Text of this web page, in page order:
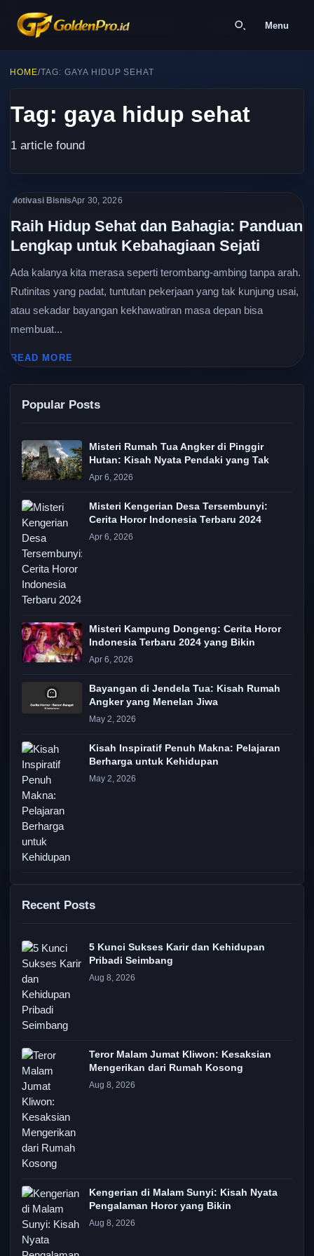
Menu
HOME/TAG: GAYA HIDUP SEHAT
Tag: gaya hidup sehat
1 article found
Motivasi BisnisApr 30, 2026
Raih Hidup Sehat dan Bahagia: Panduan
Lengkap untuk Kebahagiaan Sejati
Ada kalanya kita merasa seperti terombang-ambing tanpa arah.
Rutinitas yang padat, tuntutan pekerjaan yang tak kunjung usai,
atau sekadar bayangan kekhawatiran masa depan bisa
membuat...
READ MORE
Popular Posts
Misteri Rumah Tua Angker di Pinggir
Hutan: Kisah Nyata Pendaki yang Tak
Apr 6, 2026
Misteri Kengerian Desa Tersembunyi:
Cerita Horor Indonesia Terbaru 2024
Apr 6, 2026
Misteri Kampung Dongeng: Cerita Horor
Indonesia Terbaru 2024 yang Bikin
Apr 6, 2026
Bayangan di Jendela Tua: Kisah Rumah
Angker yang Menelan Jiwa
May 2, 2026
Kisah Inspiratif Penuh Makna: Pelajaran
Berharga untuk Kehidupan
May 2, 2026
Recent Posts
5 Kunci Sukses Karir dan Kehidupan
Pribadi Seimbang
Aug 8, 2026
Teror Malam Jumat Kliwon: Kesaksian
Mengerikan dari Rumah Kosong
Aug 8, 2026
Kengerian di Malam Sunyi: Kisah Nyata
Pengalaman Horor yang Bikin
Aug 8, 2026